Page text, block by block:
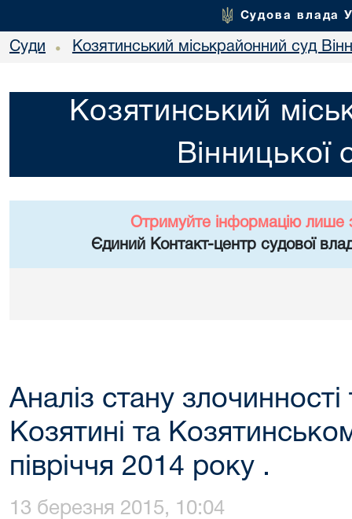
Судова влада
Суди • Козятинський міськрайонний суд
Козятинський
Вінницької
Отримуйте інформацію лише
Єдиний Контакт-центр судової
Аналіз стану
Козятині та
півріччя 2014 року .
13 березня 2015, 10:04